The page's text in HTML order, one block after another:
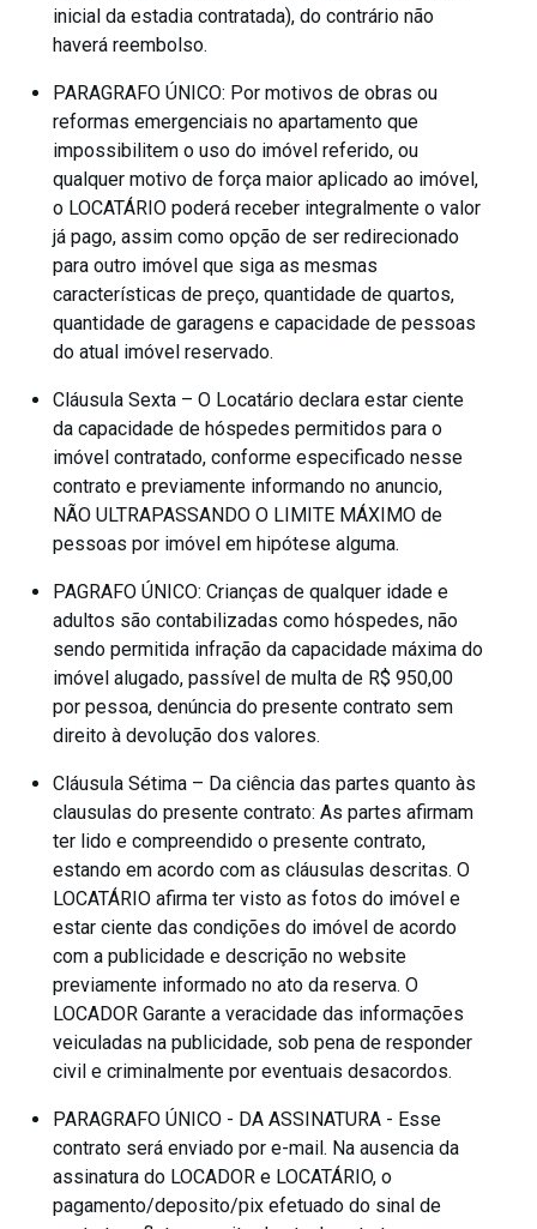
inicial da estadia contratada), do contrário não
haverá reembolso.
PARAGRAFO ÚNICO: Por motivos de obras ou
reformas emergenciais no apartamento que
impossibilitem o uso do imóvel referido, ou
qualquer motivo de força maior aplicado ao imóvel,
o LOCATÁRIO poderá receber integralmente o valor
já pago, assim como opção de ser redirecionado
para outro imóvel que siga as mesmas
características de preço, quantidade de quartos,
quantidade de garagens e capacidade de pessoas
do atual imóvel reservado.
Cláusula Sexta – O Locatário declara estar ciente
da capacidade de hóspedes permitidos para o
imóvel contratado, conforme especificado nesse
contrato e previamente informando no anuncio,
NÃO ULTRAPASSANDO O LIMITE MÁXIMO de
pessoas por imóvel em hipótese alguma.
PAGRAFO ÚNICO: Crianças de qualquer idade e
adultos são contabilizadas como hóspedes, não
sendo permitida infração da capacidade máxima do
imóvel alugado, passível de multa de R$ 950,00
por pessoa, denúncia do presente contrato sem
direito à devolução dos valores.
Cláusula Sétima – Da ciência das partes quanto às
clausulas do presente contrato: As partes afirmam
ter lido e compreendido o presente contrato,
estando em acordo com as cláusulas descritas. O
LOCATÁRIO afirma ter visto as fotos do imóvel e
estar ciente das condições do imóvel de acordo
com a publicidade e descrição no website
previamente informado no ato da reserva. O
LOCADOR Garante a veracidade das informações
veiculadas na publicidade, sob pena de responder
civil e criminalmente por eventuais desacordos.
PARAGRAFO ÚNICO - DA ASSINATURA - Esse
contrato será enviado por e-mail. Na ausencia da
assinatura do LOCADOR e LOCATÁRIO, o
pagamento/deposito/pix efetuado do sinal de